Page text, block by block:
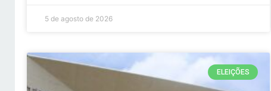
5 de agosto de 2026
ELEIÇÕES